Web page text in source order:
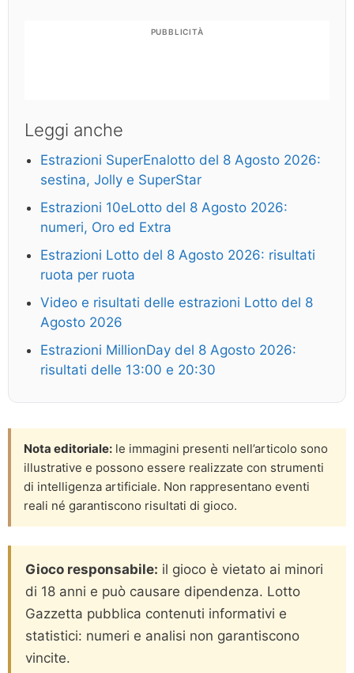
PUBBLICITÀ
Leggi anche
Estrazioni SuperEnalotto del 8 Agosto 2026:
sestina, Jolly e SuperStar
Estrazioni 10eLotto del 8 Agosto 2026:
numeri, Oro ed Extra
Estrazioni Lotto del 8 Agosto 2026: risultati
ruota per ruota
Video e risultati delle estrazioni Lotto del 8
Agosto 2026
Estrazioni MillionDay del 8 Agosto 2026:
risultati delle 13:00 e 20:30
Nota editoriale: le immagini presenti nell’articolo sono
illustrative e possono essere realizzate con strumenti
di intelligenza artificiale. Non rappresentano eventi
reali né garantiscono risultati di gioco.
Gioco responsabile: il gioco è vietato ai minori
di 18 anni e può causare dipendenza. Lotto
Gazzetta pubblica contenuti informativi e
statistici: numeri e analisi non garantiscono
vincite.